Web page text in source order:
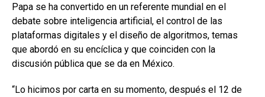
Papa se ha convertido en un referente mundial en el
debate sobre inteligencia artificial, el control de las
plataformas digitales y el diseño de algoritmos, temas
que abordó en su encíclica y que coinciden con la
discusión pública que se da en México.
“Lo hicimos por carta en su momento, después el 12 de